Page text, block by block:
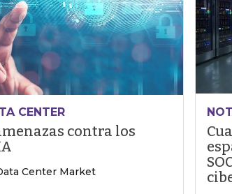
CENTER
contra los
Center Market